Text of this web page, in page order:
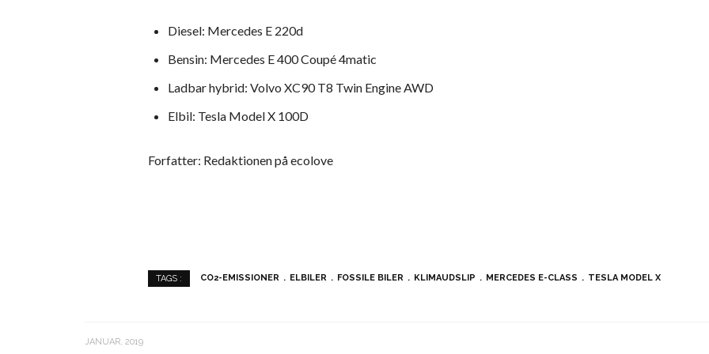
Diesel: Mercedes E 220d
Bensin: Mercedes E 400 Coupé 4matic
Ladbar hybrid: Volvo XC90 T8 Twin Engine AWD
Elbil: Tesla Model X 100D
Forfatter: Redaktionen på ecolove
TAGS : CO2-EMISSIONER ELBILER FOSSILE BILER KLIMAUDSLIP MERCEDES E-CLASS TESLA MODEL X
JANUAR, 2019